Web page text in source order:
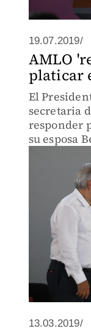
19.07.2019/
AMLO
platicar
El
secretaria
responder
su esposa
13.03.2019/